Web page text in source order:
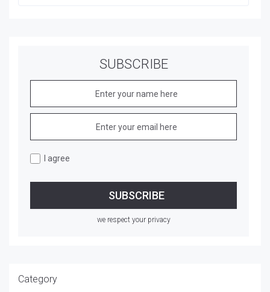
SUBSCRIBE
I agree
we respect your privacy
Category